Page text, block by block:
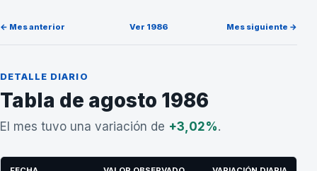
← Mes anterior Ver 1986 Mes siguiente →
DETALLE DIARIO
Tabla de agosto 1986
El mes tuvo una variación de +3,02%.